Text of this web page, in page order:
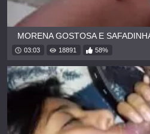
MORENA GOSTOSA E
03:03 18891 58%